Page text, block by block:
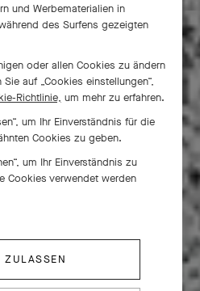
graziöse Tänzerinnen die
& Arpels Louis Arpels
legten sie den
der
weiblichen Figuren, die
und Werbematerialien in
des Surfens gezeigten
oder allen Cookies zu ändern
auf „Cookies einstellungen“,
Richtlinie, um mehr zu erfahren.
um Ihr Einverständnis für die
Cookies zu geben.
um Ihr Einverständnis zu
Cookies verwendet werden
ZULASSEN